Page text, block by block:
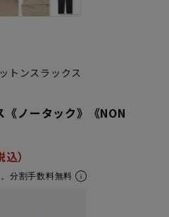
トンスラックス
ノータック》《NON
分割手数料無料